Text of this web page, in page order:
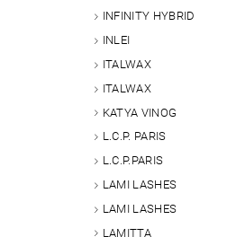
INFINITY HYBRID
INLEI
ITALWAX
ITALWAX
KATYA VINOG
L.C.P. PARIS
L.C.P.PARIS
LAMI LASHES
LAMI LASHES
LAMITTA